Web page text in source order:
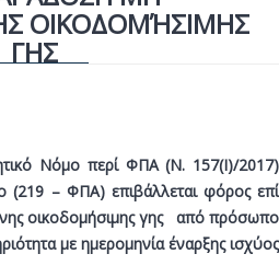
ΟΙΚΟΔΟΜΉΣΙΜΗΣ
ΓΗΣ
Νόμο περί ΦΠΑ (Ν. 157(Ι)/2017)
(219 – ΦΠΑ) επιβάλλεται φόρος επί
οικοδομήσιμης γης από πρόσωπο
με ημερομηνία έναρξης ισχύος